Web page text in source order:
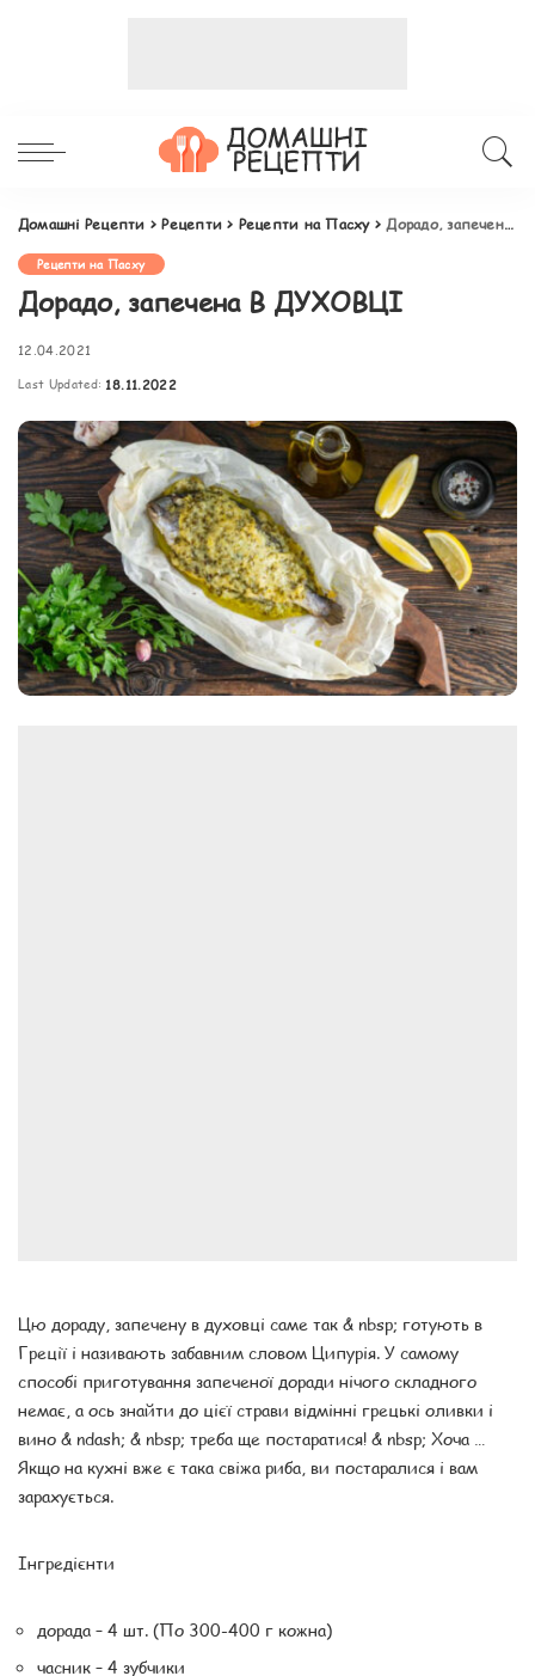
Домашні Рецепти >Рецепти > Рецепти на Пасху> Дорадо, запечена В ДУХОВЦІ
Рецепти на Пасху
Дорадо, запечена В ДУХОВЦІ
12.04.2021
Last Updated: 18.11.2022
Цю дораду, запечену в духовці саме так & nbsp; готують в
Греції і називають забавним словом Ципурія. У самому
способі приготування запеченої доради нічого складного
немає, а ось знайти до цієї страви відмінні грецькі оливки і
вино & ndash; & nbsp; треба ще постаратися! & nbsp; Хоча …
Якщо на кухні вже є така свіжа риба, ви постаралися і вам
зарахується.
Інгредієнти
дорада – 4 шт. (По 300-400 г кожна)
часник – 4 зубчики